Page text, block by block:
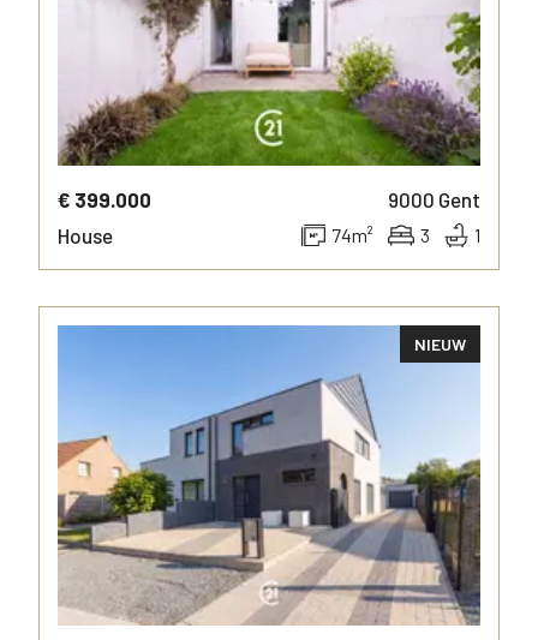
€ 399.000 9000 Gent
House
74m² 3 1
NIEUW